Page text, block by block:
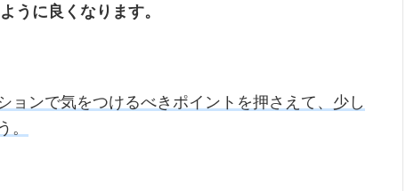
うに良くなります。
ョンで気をつけるべきポイントを押さえて、少し
。